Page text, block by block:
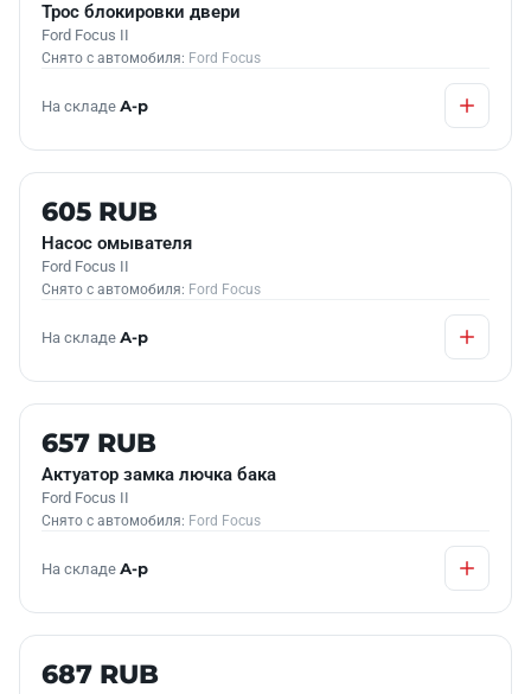
Трос блокировки двери
Ford Focus II
Снято с автомобиля: Ford Focus
На складе А-р
Б/У В НАЛИЧИИ
605 RUB
Насос омывателя
Ford Focus II
Снято с автомобиля: Ford Focus
На складе А-р
Б/У В НАЛИЧИИ
657 RUB
Актуатор замка лючка бака
Ford Focus II
Снято с автомобиля: Ford Focus
На складе А-р
Б/У В НАЛИЧИИ
687 RUB